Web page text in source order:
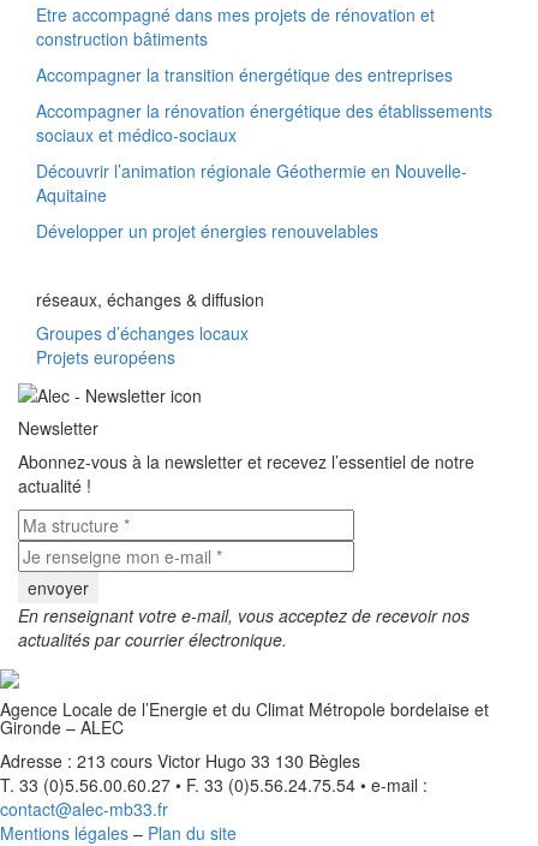
Etre accompagné dans mes projets de rénovation et
construction bâtiments
Accompagner la transition énergétique des entreprises
Accompagner la rénovation énergétique des établissements
sociaux et médico-sociaux
Découvrir l’animation régionale Géothermie en Nouvelle-
Aquitaine
Développer un projet énergies renouvelables
réseaux, échanges & diffusion
Groupes d’échanges locaux
Projets européens
Newsletter
Abonnez-vous à la newsletter et recevez l’essentiel de notre
actualité !
En renseignant votre e-mail, vous acceptez de recevoir nos
actualités par courrier électronique.
Agence Locale de l’Energie et du Climat Métropole bordelaise et
Gironde – ALEC
Adresse : 213 cours Victor Hugo 33 130 Bègles
T. 33 (0)5.56.00.60.27 • F. 33 (0)5.56.24.75.54 • e-mail :
contact@alec-mb33.fr
Mentions légales – Plan du site